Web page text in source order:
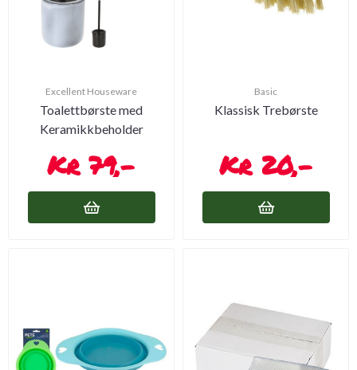
Excellent Houseware
Toalettbørste med
Keramikkbeholder
79,-
Basic
Klassisk Trebørste
20,-